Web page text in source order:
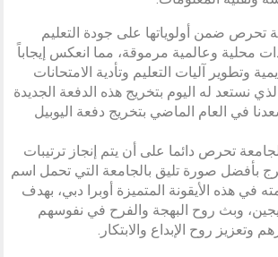
تحرص ضمن أولوياتها على جودة التعليم
محلية وعالمية مرموقة، مما انعكس إيجاباً
وتطوير آليات التعليم وتأدية الامتحانات
نستعد له اليوم بتخريج هذه الدفعة الجديدة
في العام الماضي بتخريج دفعة اليوبيل
تحرص دائما على أن يتم إنجاز ترتيبات
بأفضل صورة تليق بالجامعة التي تحمل اسم
في هذه الأيقونة المتميزة أوبرا دبي، بهدف
وبث روح البهجة والفرح في نفوسهم
وتعزيز روح الإبداع والابتكار.